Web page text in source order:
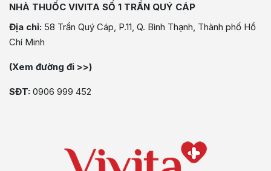
NHÀ THUỐC VIVITA SỐ 1 TRẦN QUÝ CÁP
Địa chỉ: 58 Trần Quý Cáp, P.11, Q. Bình Thạnh, Thành phố Hồ
Chí Minh
(Xem đường đi >>)
SĐT: 0906 999 452